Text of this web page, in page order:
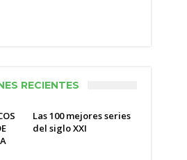
RECIENTES
Las 100 mejores series
del siglo XXI